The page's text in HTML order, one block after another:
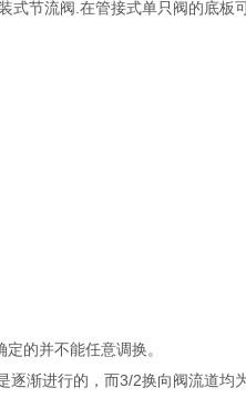
式节流阀.在管接式单只阀的底板
的并不能任意调换。
渐进行的，而3/2换向阀流道均